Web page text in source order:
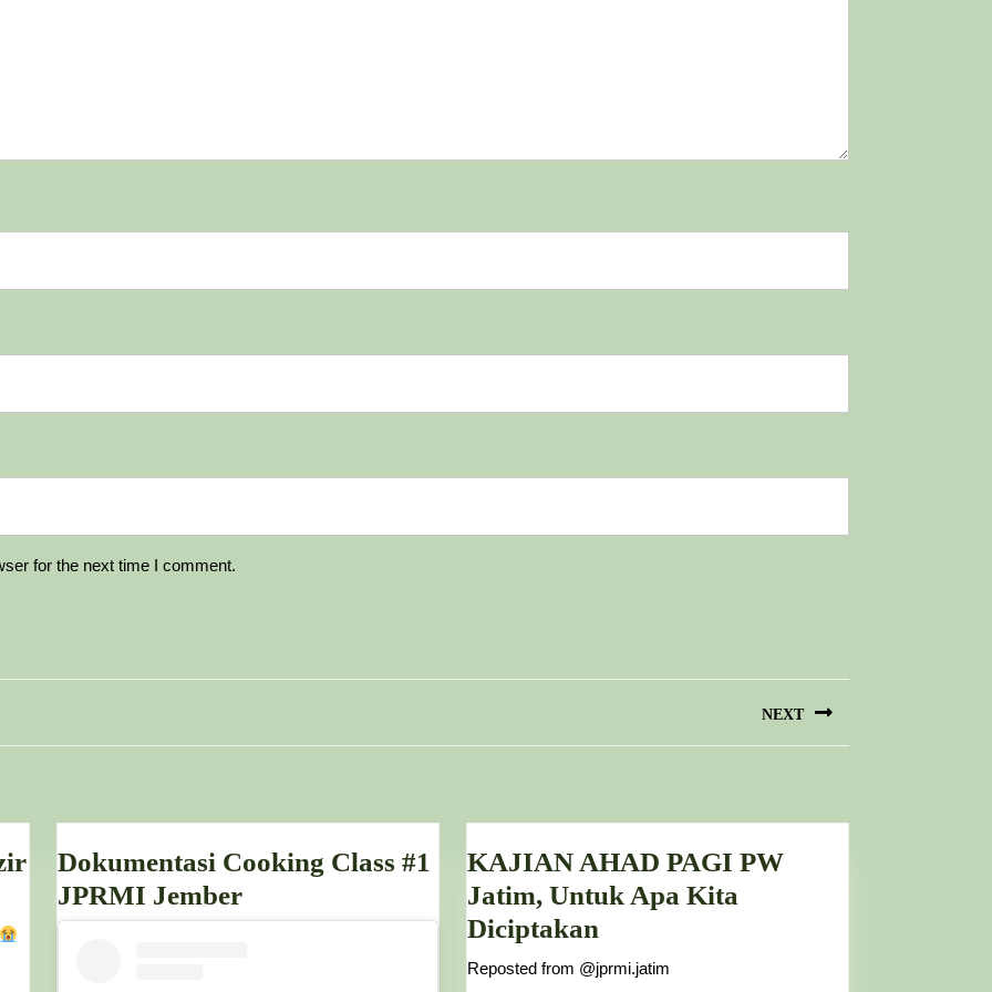
for the next time I comment.
NEXT
Dokumentasi Cooking Class #1
JPRMI JemberDokumentasi
Cooking
KAJIAN AHAD PAGI PW
Jatim, Untuk Apa Kita
Diciptakan
AHAD
Reposted from @jprmi.jatim